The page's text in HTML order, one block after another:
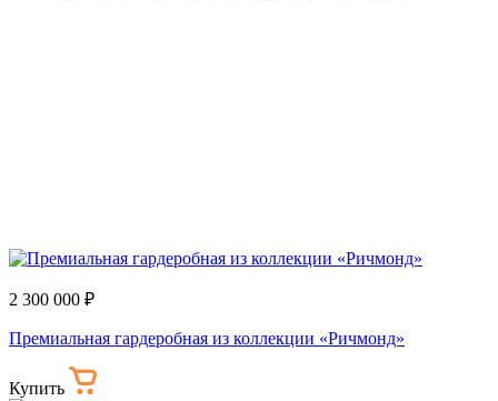
2 300 000 ₽
Премиальная гардеробная из коллекции «Ричмонд»
Купить